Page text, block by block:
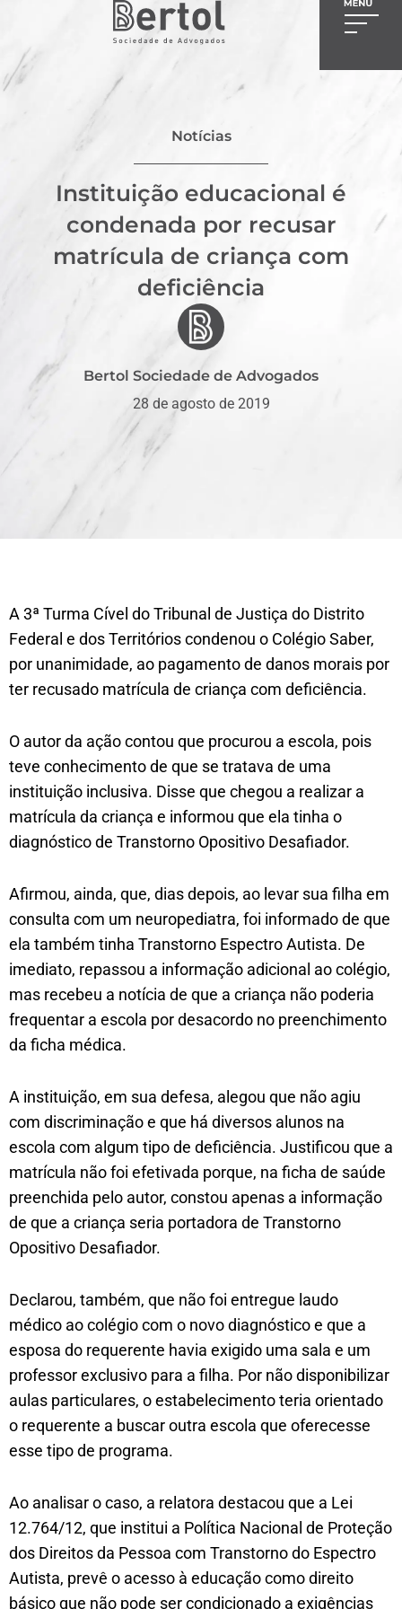
Notícias
Instituição educacional é
condenada por recusar
matrícula de criança com
deficiência
Bertol Sociedade de Advogados
28 de agosto de 2019
A 3ª Turma Cível do Tribunal de Justiça do Distrito
Federal e dos Territórios condenou o Colégio Saber,
por unanimidade, ao pagamento de danos morais por
ter recusado matrícula de criança com deficiência.
O autor da ação contou que procurou a escola, pois
teve conhecimento de que se tratava de uma
instituição inclusiva. Disse que chegou a realizar a
matrícula da criança e informou que ela tinha o
diagnóstico de Transtorno Opositivo Desafiador.
Afirmou, ainda, que, dias depois, ao levar sua filha em
consulta com um neuropediatra, foi informado de que
ela também tinha Transtorno Espectro Autista. De
imediato, repassou a informação adicional ao colégio,
mas recebeu a notícia de que a criança não poderia
frequentar a escola por desacordo no preenchimento
da ficha médica.
A instituição, em sua defesa, alegou que não agiu
com discriminação e que há diversos alunos na
escola com algum tipo de deficiência. Justificou que a
matrícula não foi efetivada porque, na ficha de saúde
preenchida pelo autor, constou apenas a informação
de que a criança seria portadora de Transtorno
Opositivo Desafiador.
Declarou, também, que não foi entregue laudo
médico ao colégio com o novo diagnóstico e que a
esposa do requerente havia exigido uma sala e um
professor exclusivo para a filha. Por não disponibilizar
aulas particulares, o estabelecimento teria orientado
o requerente a buscar outra escola que oferecesse
esse tipo de programa.
Ao analisar o caso, a relatora destacou que a Lei
12.764/12, que institui a Política Nacional de Proteção
dos Direitos da Pessoa com Transtorno do Espectro
Autista, prevê o acesso à educação como direito
básico que não pode ser condicionado a exigências